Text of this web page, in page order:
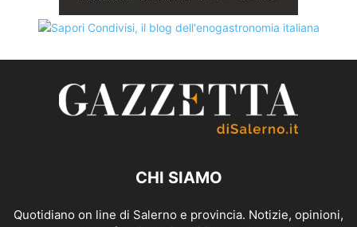
CHI SIAMO
Quotidiano on line di Salerno e provincia. Notizie, opinioni,